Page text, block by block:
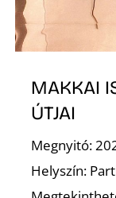
MAKKAI
ÚTJAI
Megnyitó:
Helyszín: